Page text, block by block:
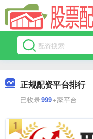
正规配资平台排行
已收录999+家平台